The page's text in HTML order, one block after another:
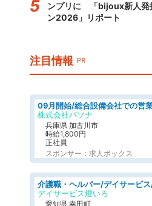
ンプリに 「bijoux新人発
ン2026」リポート
注目情報 PR
株式会社パソナ
兵庫県 加古川市
時給1,800円
正社員
スポンサー：求人ボックス
デイサービス燈いろ
愛知県 幸田町